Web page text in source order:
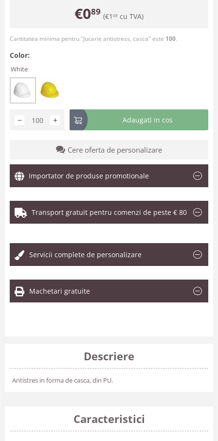
€089 (€1 08 cu TVA)
Cantitatea minima pentru "Jucarie antistress, casca" este 100.
Color:
White
+
− Adaugati in cos
Cere oferta de personalizare
Importator de produse promotionale
Transport gratuit pentru comenzi de peste € 80
Servicii complete de personalizare
Machetari gratuite
Descriere
Antistres in forma de casca, din PU.
Caracteristici